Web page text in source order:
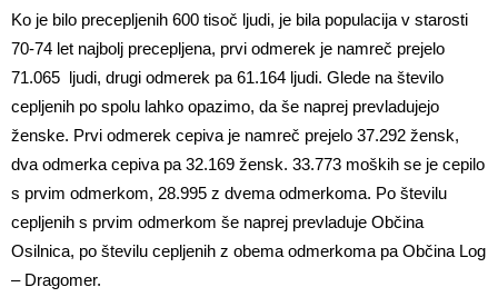
Ko je bilo precepljenih 600 tisoč ljudi, je bila populacija v starosti
70-74 let najbolj precepljena, prvi odmerek je namreč prejelo
71.065 ljudi, drugi odmerek pa 61.164 ljudi. Glede na število
cepljenih po spolu lahko opazimo, da še naprej prevladujejo
ženske. Prvi odmerek cepiva je namreč prejelo 37.292 žensk,
dva odmerka cepiva pa 32.169 žensk. 33.773 moških se je cepilo
s prvim odmerkom, 28.995 z dvema odmerkoma. Po številu
cepljenih s prvim odmerkom še naprej prevladuje Občina
Osilnica, po številu cepljenih z obema odmerkoma pa Občina Log
– Dragomer.